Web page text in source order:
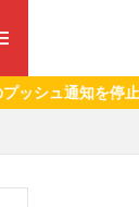
を停止いたしま